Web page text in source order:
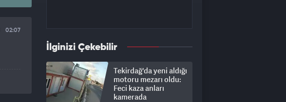
02:07
İlginizi Çekebilir
Tekirdağ'da yeni aldığı
motoru mezarı oldu:
Feci kaza anları
kamerada